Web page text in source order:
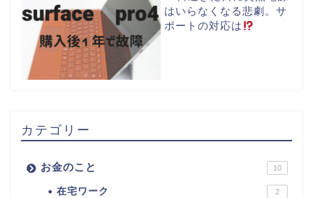
はいらなくなる悲劇。サ
ポートの対応は
カテゴリー
お金のこと 10
在宅ワーク 2